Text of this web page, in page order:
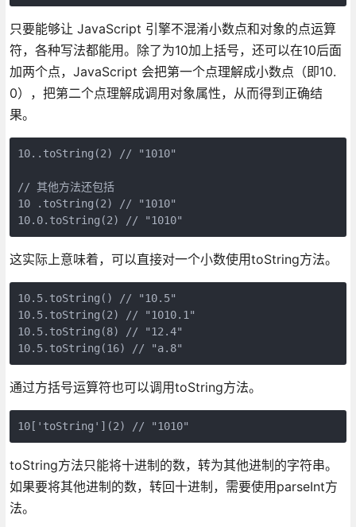
只要能够让 JavaScript 引擎不混淆小数点和对象的点运算
符，各种写法都能用。除了为10加上括号，还可以在10后面
加两个点，JavaScript 会把第一个点理解成小数点（即10.
0），把第二个点理解成调用对象属性，从而得到正确结
果。
10..toString(2) // "1010"
// 其他方法还包括
10 .toString(2) // "1010"
这实际上意味着，可以直接对一个小数使用toString方法。
10.5.toString() // "10.5"
10.5.toString(2) // "1010.1"
10.5.toString(8) // "12.4"
通过方括号运算符也可以调用toString方法。
toString方法只能将十进制的数，转为其他进制的字符串。
如果要将其他进制的数，转回十进制，需要使用parseInt方
法。